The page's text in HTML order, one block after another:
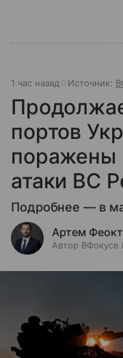
1 час назад Источник:
портов
поражены
атаки ВС
Подробнее — в
Артем
Автор ВФокусе